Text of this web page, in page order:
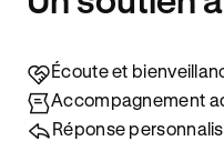
Écoute et
Accompagnement
Réponse